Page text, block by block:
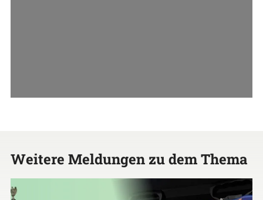
Weitere Meldungen zu dem Thema